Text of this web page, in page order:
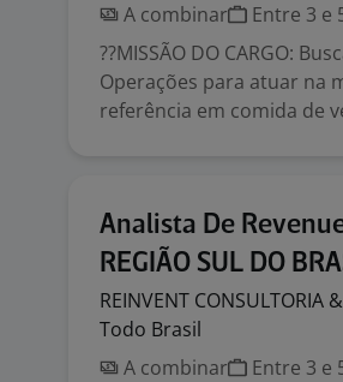
A combinar
Entre 3 e
??MISSÃO DO CARGO:
Operações para atuar na
referência em comida de
Analista De
REGIÃO SUL DO
REINVENT CONSULTORIA &
Todo Brasil
A combinar
Entre 3 e